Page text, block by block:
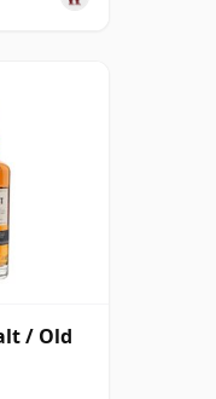
/ Old